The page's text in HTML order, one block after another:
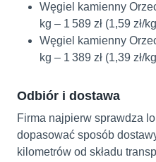
Węgiel kamienny
kg – 1 589 zł (1,59 zł/
Węgiel kamienny
kg – 1 389 zł (1,39 zł/
Odbiór i dostawa
Firma najpierw sprawdza
dopasować sposób
kilometrów od składu